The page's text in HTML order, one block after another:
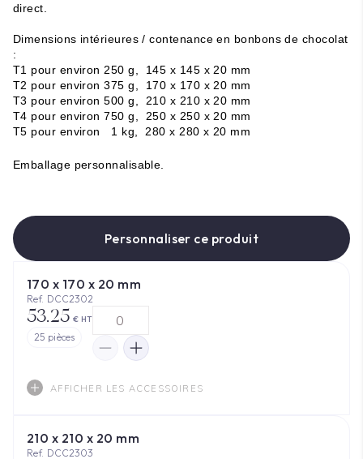
direct.
Dimensions intérieures / contenance en bonbons de chocolat
:
T1 pour environ 250 g, 145 x 145 x 20 mm
T2 pour environ 375 g, 170 x 170 x 20 mm
T3 pour environ 500 g, 210 x 210 x 20 mm
T4 pour environ 750 g, 250 x 250 x 20 mm
T5 pour environ 1 kg, 280 x 280 x 20 mm
Emballage personnalisable
Personnaliser ce produit
170 x 170 x 20 mm
Ref. DCC2302
53.25 € HT
25 pièces
AFFICHER LES ACCESSOIRES
210 x 210 x 20 mm
Ref. DCC2303